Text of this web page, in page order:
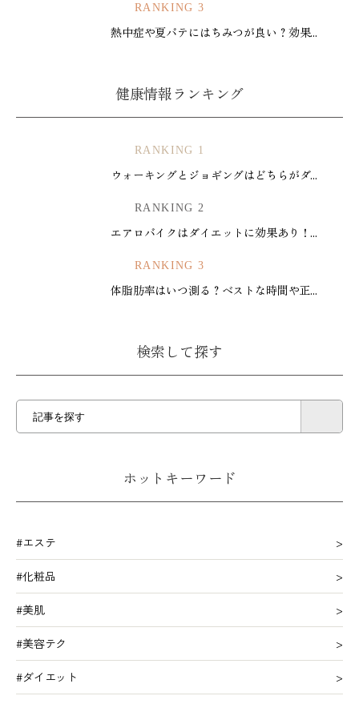
RANKING 3
熱中症や夏バテにはちみつが良い？効果...
健康情報ランキング
RANKING 1
ウォーキングとジョギングはどちらがダ...
RANKING 2
エアロバイクはダイエットに効果あり！...
RANKING 3
体脂肪率はいつ測る？ベストな時間や正...
検索して探す
ホットキーワード
#エステ
#化粧品
#美肌
#美容テク
#ダイエット